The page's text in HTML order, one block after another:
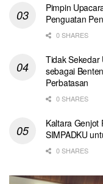
Pimpin
Penguatan
0 SHARES
Tidak Sekedar
sebagai
Perbatasan
0 SHARES
Kaltara Genjot
SIMPADKU
0 SHARES